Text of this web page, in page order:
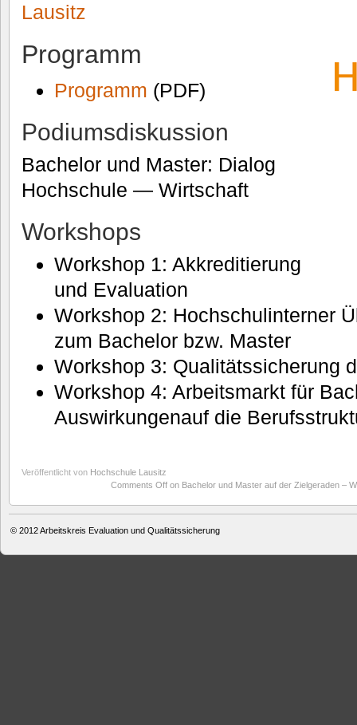
Lausitz
Programm
Programm (PDF)
Podiumsdiskussion
Bachelor und Master: Dialog
Hochschule — Wirtschaft
Workshops
Workshop 1: Akkreditierung
und Evaluation
Workshop 2: Hochschulinterner
zum Bachelor bzw. Master
Workshop 3: Qualitätssicherung
Workshop 4: Arbeitsmarkt für
Auswirkungenauf die
Veröffentlicht von Hochschule Lausitz
Comments Off on Bachelor und Master auf der Zielgeraden –
© 2012Arbeitskreis Evaluation und Qualitätssicherung